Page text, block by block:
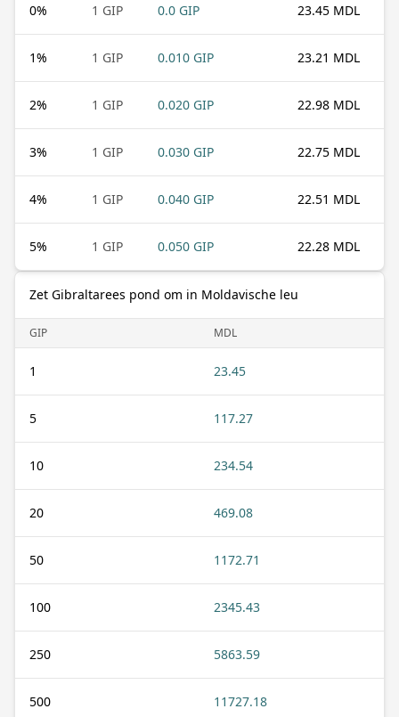
0% 1 GIP 0.0 GIP 23.45 MDL
1% 1 GIP 0.010 GIP 23.21 MDL
2% 1 GIP 0.020 GIP 22.98 MDL
3% 1 GIP 0.030 GIP 22.75 MDL
4% 1 GIP 0.040 GIP 22.51 MDL
5% 1 GIP 0.050 GIP 22.28 MDL
Zet Gibraltarees pond om in Moldavische leu
GIP MDL
1 23.45
5 117.27
10 234.54
20 469.08
50 1172.71
100 2345.43
250 5863.59
500 11727.18